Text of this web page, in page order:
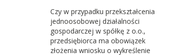
Czy w przypadku przekształcenia
jednoosobowej działalności
gospodarczej w spółkę z o.o.,
przedsiębiorca ma obowiązek
złożenia wniosku o wykreślenie